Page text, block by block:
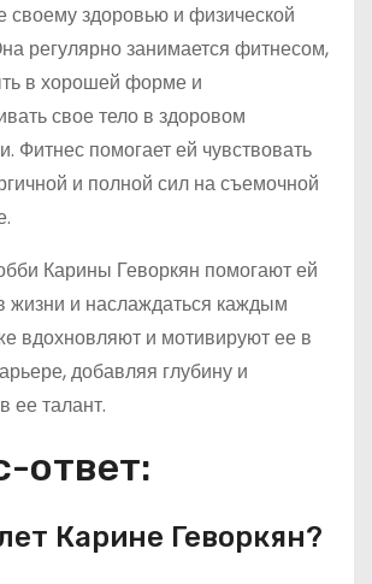
своему здоровью и физической
регулярно занимается фитнесом,
в хорошей форме и
свое тело в здоровом
Фитнес помогает ей чувствовать
и полной сил на съемочной
Карины Геворкян помогают ей
жизни и наслаждаться каждым
вдохновляют и мотивируют ее в
добавляя глубину и
ее талант.
ответ:
Карине Геворкян?